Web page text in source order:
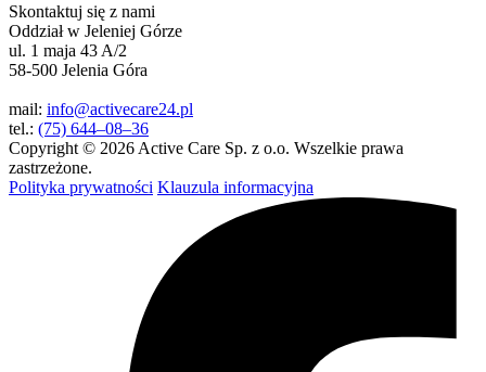
Skontaktuj się z nami
Oddział w Jeleniej Górze
ul. 1 maja 43 A/2
58-500 Jelenia Góra
mail: info@activecare24.pl
tel.: (75) 644–08–36
Copyright © 2026 Active Care Sp. z o.o. Wszelkie prawa
zastrzeżone.
Polityka prywatności Klauzula informacyjna